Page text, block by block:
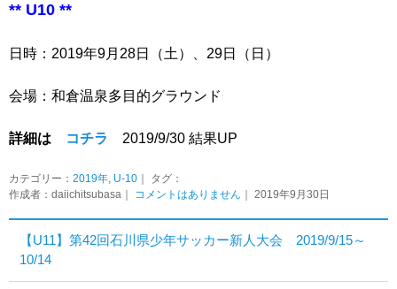
** U10 **
日時：2019年9月28日（土）、29日（日）
会場：和倉温泉多目的グラウンド
詳細は コチラ 2019/9/30 結果UP
カテゴリー： 2019年, U-10 ｜ タグ：
作成者：daiichitsubasa｜ コメントはありません ｜ 2019年9月30日
【U11】第42回石川県少年サッカー新人大会 2019/9/15～
10/14